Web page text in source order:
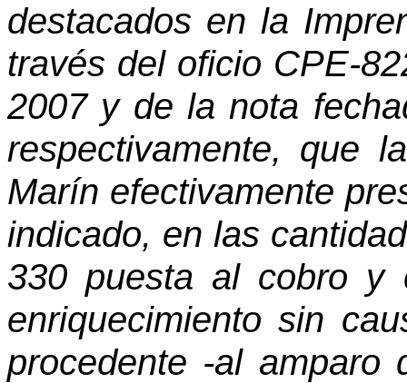
destacados en la
través del oficio CPE-
2007 y de la nota
respectivamente, que
Marín efectivamente
indicado, en las
330 puesta al cobro y
enriquecimiento sin
procedente -al amparo